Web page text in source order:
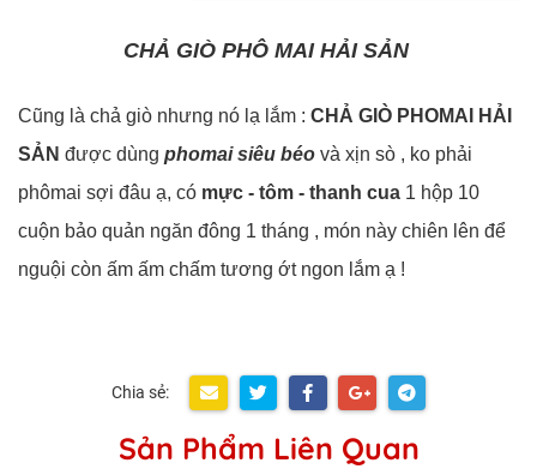
CHẢ GIÒ PHÔ MAI HẢI SẢN
Cũng là chả giò nhưng nó lạ lắm : CHẢ GIÒ PHOMAI HẢI
SẢN được dùng phomai siêu béo và xịn sò , ko phải
phômai sợi đâu ạ, có mực - tôm - thanh cua 1 hộp 10
cuộn bảo quản ngăn đông 1 tháng , món này chiên lên để
nguội còn ấm ấm chấm tương ớt ngon lắm ạ !
Chia sẻ:
Sản Phẩm Liên Quan